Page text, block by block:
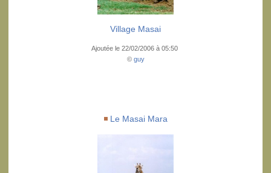
Village Masai
Ajoutée le 22/02/2006 à 05:50
© guy
Le Masai Mara